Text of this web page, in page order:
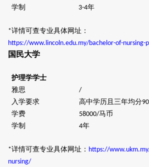
学制
3-4年
*详情可查专业具体网址：
https://www.lincoln.edu.my/bachelor-of-nursing-
国民大学
护理学学士
雅思
/
入学要求
高中学历且三年均分
学费
58000/马币
学制
4年
*详情可查专业具体网址： https://
nursing/